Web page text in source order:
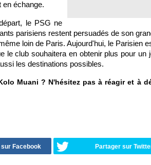
en échange.
le PSG ne
parisiens restent persuadés de son
loin de Paris. Aujourd'hui, le Parisien
le club souhaitera en obtenir plus pour un
les destinations possibles.
Muani ? N'hésitez pas à réagir et à
sur Facebook Partager sur